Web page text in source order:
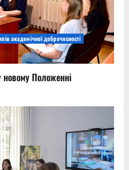
академічної доброчесності
новому Положенні